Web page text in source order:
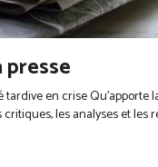
presse
en crise Qu’apporte
critiques, les analyses et les